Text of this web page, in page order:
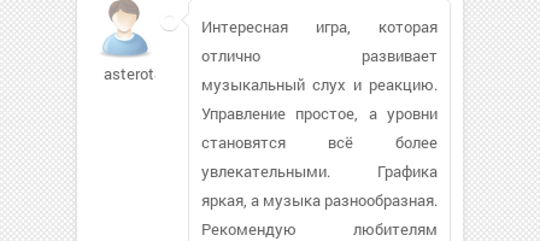
asterot86
Интересная игра, которая
отлично развивает
музыкальный слух и реакцию.
Управление простое, а уровни
становятся всё более
увлекательными. Графика
яркая, а музыка разнообразная.
Рекомендую любителям